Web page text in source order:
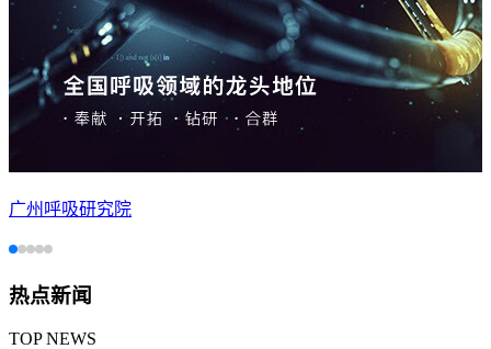
广州呼吸研究院
热点新闻
TOP NEWS